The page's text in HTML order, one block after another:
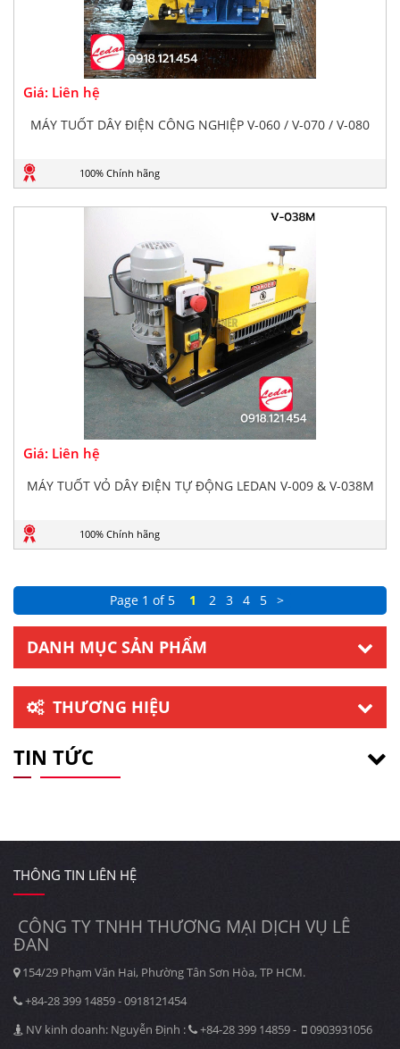
Giá: Liên hệ
MÁY TUỐT DÂY ĐIỆN CÔNG NGHIỆP V-060 / V-070 / V-080
100% Chính hãng
Giá: Liên hệ
MÁY TUỐT VỎ DÂY ĐIỆN TỰ ĐỘNG LEDAN V-009 & V-038M
100% Chính hãng
Page 1 of 5 1 2 3 4 5 >
DANH MỤC SẢN PHẨM
THƯƠNG HIỆU
TIN TỨC
THÔNG TIN LIÊN HỆ
CÔNG TY TNHH THƯƠNG MẠI DỊCH VỤ LÊ
ĐAN
154/29 Phạm Văn Hai, Phường Tân Sơn Hòa, TP HCM.
+84-28 399 14859 - 0918121454
NV kinh doanh: Nguyễn Định :
+84-28 399 14859 -
0903931056